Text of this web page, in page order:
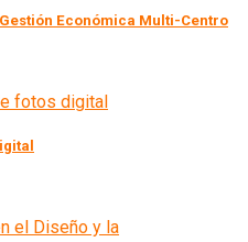
Económica Multi-Centro